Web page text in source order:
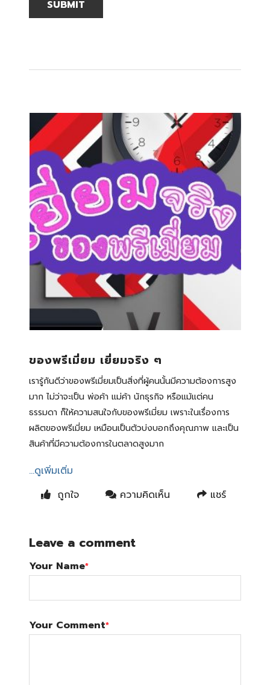
ของพรีเมี่ยม เยี่ยมจริง ๆ
เรารู้กันดีว่าของพรีเมี่ยมเป็นสิ่งที่ผู้คนนั้นมีความต้องการสูง
มาก ไม่ว่าจะเป็น พ่อค้า แม่ค้า นักธุรกิจ หรือแม้แต่คน
ธรรมดา ก็ให้ความสนใจกับของพรีเมี่ยม เพราะในเรื่องการ
ผลิตของพรีเมี่ยม เหมือนเป็นตัวบ่งบอกถึงคุณภาพ และเป็น
สินค้าที่มีความต้องการในตลาดสูงมาก
...ดูเพิ่มเติ่ม
ถูกใจ
ความคิดเห็น แชร์
Leave a comment
Your Name*
Your Comment*